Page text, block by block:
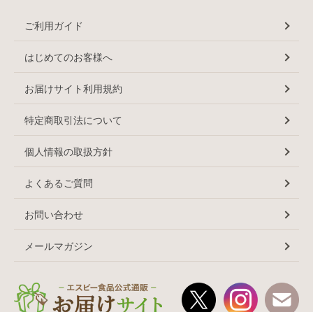
ご利用ガイド
はじめてのお客様へ
お届けサイト利用規約
特定商取引法について
個人情報の取扱方針
よくあるご質問
お問い合わせ
メールマガジン